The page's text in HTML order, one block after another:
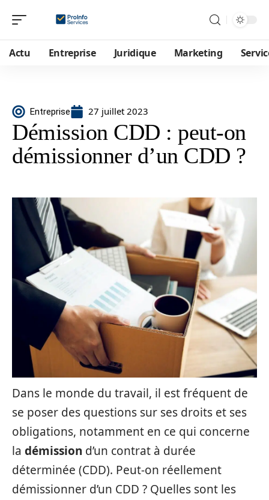
Actu Entreprise Juridique Marketing
Entreprise 27 juillet 2023
Démission CDD : peut-on
démissionner d’un CDD ?
Dans le monde du travail, il est fréquent de
se poser des questions sur ses droits et ses
obligations, notamment en ce qui concerne
la démission d’un contrat à durée
déterminée (CDD). Peut-on réellement
démissionner d’un CDD ? Quelles sont les